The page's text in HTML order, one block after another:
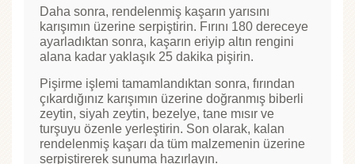
Daha sonra, rendelenmiş kaşarın yarısını
karışımın üzerine serpiştirin. Fırını 180 dereceye
ayarladıktan sonra, kaşarın eriyip altın rengini
alana kadar yaklaşık 25 dakika pişirin.
Pişirme işlemi tamamlandıktan sonra, fırından
çıkardığınız karışımın üzerine doğranmış biberli
zeytin, siyah zeytin, bezelye, tane mısır ve
turşuyu özenle yerleştirin. Son olarak, kalan
rendelenmiş kaşarı da tüm malzemenin üzerine
serpiştirerek sunuma hazırlayın.